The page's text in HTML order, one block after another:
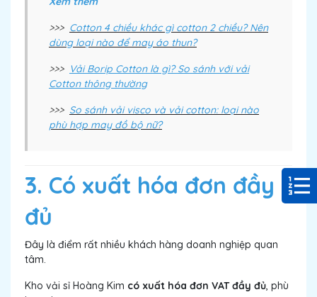
>>> Cotton 4 chiều khác gì cotton 2 chiều? Nên
dùng loại nào để may áo thun?
>>> Vải Borip Cotton là gì? So sánh với vải
Cotton thông thường
>>> So sánh vải visco và vải cotton: loại nào
phù hợp may đồ bộ nữ?
3. Có xuất hóa đơn đầy
đủ
Đây là điểm rất nhiều khách hàng doanh nghiệp quan
tâm.
Kho vải sỉ Hoàng Kim có xuất hóa đơn VAT đầy đủ, phù